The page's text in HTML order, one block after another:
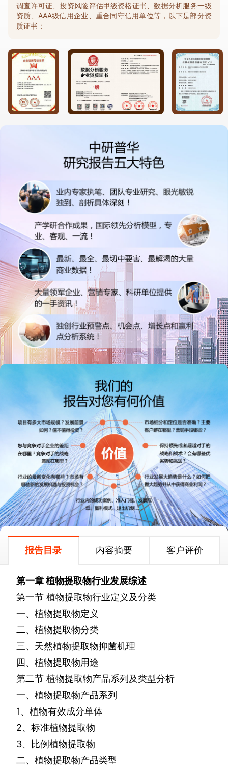
调查许可证、投资风险评估甲级资格证书、数据分析服务一级
资质、AAA级信用企业、重合同守信用单位等，以下是部分资
质证书：
报告目录 内容摘要 客户评价
第一章植物提取物行业发展综述
第一节 植物提取物行业定义及分类
一、植物提取物定义
二、植物提取物分类
三、天然植物提取物抑菌机理
四、植物提取物用途
第二节 植物提取物产品系列及类型分析
一、植物提取物产品系列
1、植物有效成分单体
2、标准植物提取物
3、比例植物提取物
二、植物提取物产品类型